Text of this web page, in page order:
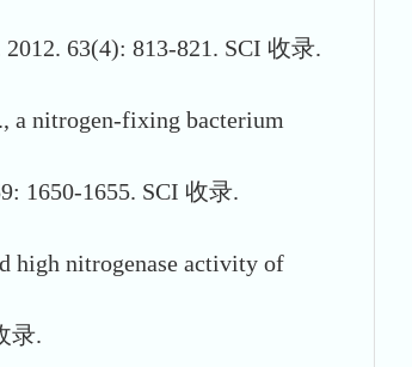
63(4): 813-821. SCI 收录.
a nitrogen-fixing bacterium
1650-1655. SCI 收录.
high nitrogenase activity of
录.